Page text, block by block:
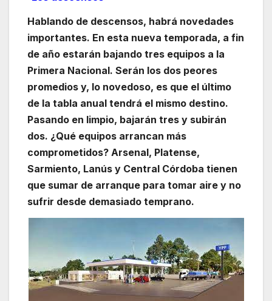
Hablando de descensos, habrá novedades
importantes. En esta nueva temporada, a fin
de año estarán bajando tres equipos a la
Primera Nacional. Serán los dos peores
promedios y, lo novedoso, es que el último
de la tabla anual tendrá el mismo destino.
Pasando en limpio, bajarán tres y subirán
dos. ¿Qué equipos arrancan más
comprometidos? Arsenal, Platense,
Sarmiento, Lanús y Central Córdoba tienen
que sumar de arranque para tomar aire y no
sufrir desde demasiado temprano.